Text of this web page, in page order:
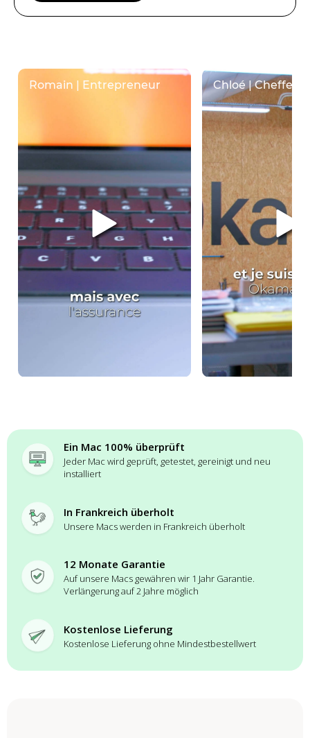
Ein Mac 100% überprüft
Jeder Mac wird geprüft, getestet, gereinigt und neu
installiert
In Frankreich überholt
Unsere Macs werden in Frankreich überholt
12 Monate Garantie
Auf unsere Macs gewähren wir 1 Jahr Garantie.
Verlängerung auf 2 Jahre möglich
Kostenlose Lieferung
Kostenlose Lieferung ohne Mindestbestellwert